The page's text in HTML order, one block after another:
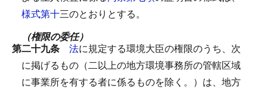
様式第十三のとおりとする。
（権限の委任）
第二十九条 法に規定する環境大臣の権限のうち、次
に掲げるもの（二以上の地方環境事務所の管轄区域
に事業所を有する者に係るものを除く。）は、地方